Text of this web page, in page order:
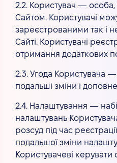
2.2. Користувач — особа,
Сайтом. Користувачі
зареєстрованими так і
Сайті. Користувачі
отримання додаткових
2.3. Угода Користувача —
подальші зміни і
2.4. Налаштування —
налаштувань
розсуд під час
подальшої зміни
Користувачеві керувати